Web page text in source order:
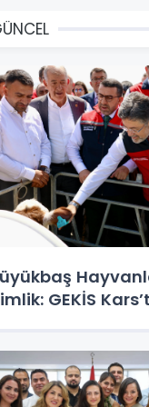
GEKİS